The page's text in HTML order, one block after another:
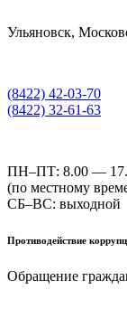
Ульяновск,
(8422) 42-03-70
(8422) 32-61-63
ПН–ПТ: 8.00 —
(по местному
СБ–ВС: выходной
Противодействие
Обращение